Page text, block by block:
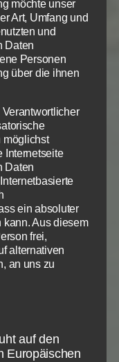
steht?
dieser
besten
übersetzt und
anders
eine andere
wert,
ist,
der erstebin. 16
zuteilgeworden,
Christus die ganze
auf das
Der
möchte unser
Art, Umfang und
und
Daten
Personen
über die ihnen
möglichst
Internetseite
Daten
ein absoluter
kann. Aus diesem
frei,
alternativen
an uns zu
auf den
Europäischen